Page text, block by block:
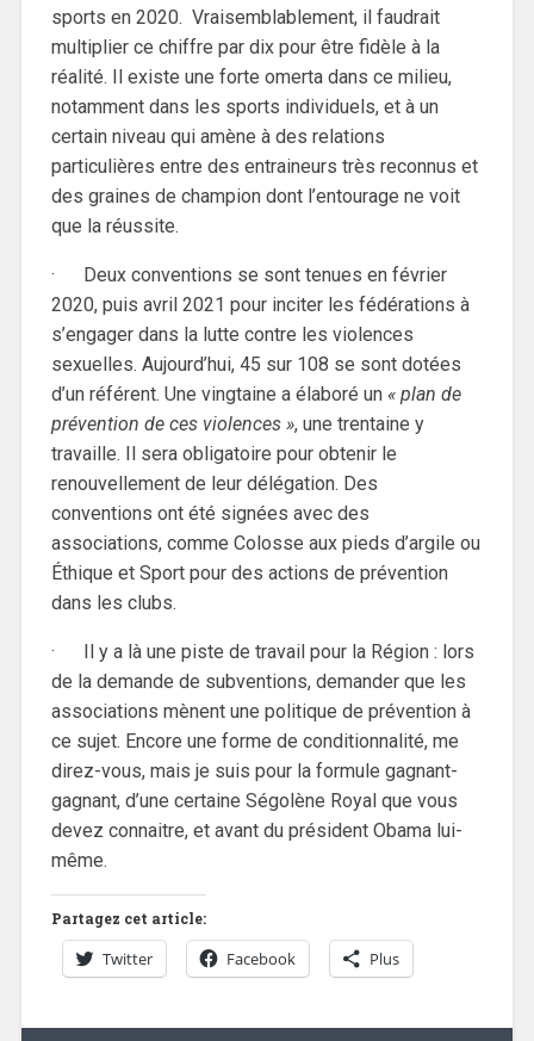
sports en 2020. Vraisemblablement, il faudrait
multiplier ce chiffre par dix pour être fidèle à la
réalité. Il existe une forte omerta dans ce milieu,
notamment dans les sports individuels, et à un
certain niveau qui amène à des relations
particulières entre des entraineurs très reconnus et
des graines de champion dont l’entourage ne voit
que la réussite.
· Deux conventions se sont tenues en février
2020, puis avril 2021 pour inciter les fédérations à
s’engager dans la lutte contre les violences
sexuelles. Aujourd’hui, 45 sur 108 se sont dotées
d’un référent. Une vingtaine a élaboré un « plan de
prévention de ces violences », une trentaine y
travaille. Il sera obligatoire pour obtenir le
renouvellement de leur délégation. Des
conventions ont été signées avec des
associations, comme Colosse aux pieds d’argile ou
Éthique et Sport pour des actions de prévention
dans les clubs.
· Il y a là une piste de travail pour la Région : lors
de la demande de subventions, demander que les
associations mènent une politique de prévention à
ce sujet. Encore une forme de conditionnalité, me
direz-vous, mais je suis pour la formule gagnant-
gagnant, d’une certaine Ségolène Royal que vous
devez connaitre, et avant du président Obama lui-
même.
Partagez cet article:
Twitter Facebook Plus